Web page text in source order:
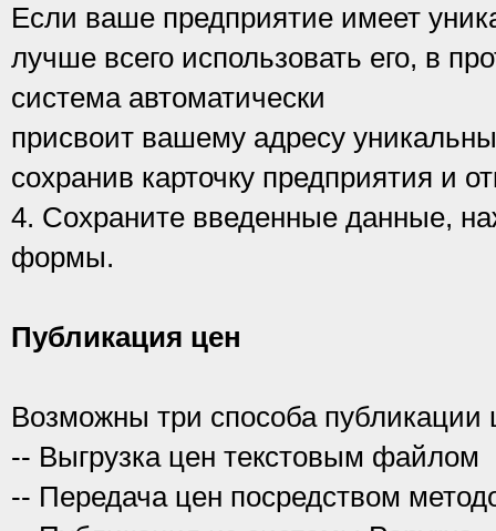
Если ваше предприятие имеет
лучше всего использовать его, в
система автоматически
присвоит вашему адресу
сохранив карточку предприятия и
4. Сохраните введенные данные,
формы.
Публикация цен
Возможны три способа публикации
-- Выгрузка цен текстовым файлом
-- Передача цен посредством